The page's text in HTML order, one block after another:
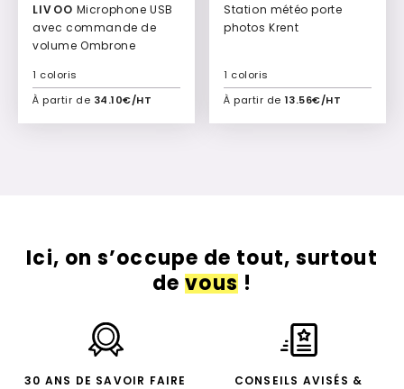
LIVOO
avec commande de
volume Ombrone
À partir de 34.10€/HT
1 coloris
Ajouter à mon devis
Station météo porte
photos Krent
À partir de 13.56€/HT
1 coloris
Ajouter à mon devis
Ici, on s’occupe de tout, surtout
devous!
30 ANS DE SAVOIR FAIRE
CONSEILS AVISÉS &